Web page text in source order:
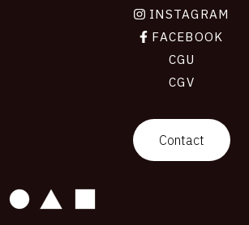
INSTAGRAM
FACEBOOK
CGU
CGV
Contact